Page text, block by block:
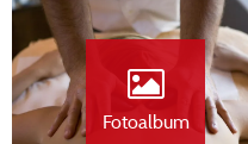
Fotoalbum